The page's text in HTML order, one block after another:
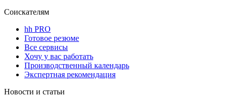
Соискателям
hh PRO
Готовое резюме
Все сервисы
Хочу у вас работать
Производственный календарь
Экспертная рекомендация
Новости и статьи